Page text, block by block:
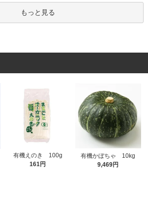
もっと見る
有機えのき 100g
161円
有機かぼちゃ 10kg
9,469円